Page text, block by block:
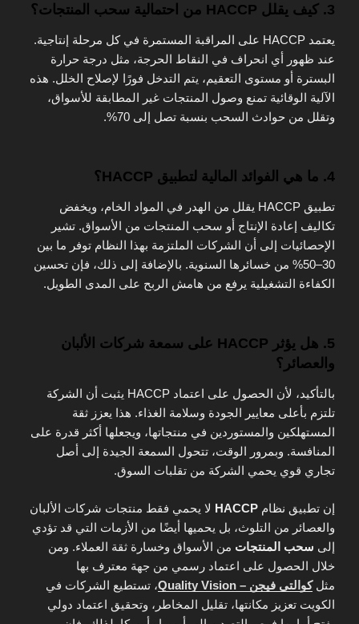
3. كيف يقلل HACCP من احتمالية سحب المنتجات؟
يعتمد HACCP على المراقبة المستمرة في كل مرحلة إنتاجية.
عند ظهور أي انحراف في النقاط الحرجة، مثل درجة حرارة
البسترة أو مستوى التعقيم، يتم التدخل فورًا لإصلاح الخلل. هذه
الآلية الوقائية تمنع وصول المنتجات غير المطابقة للأسواق،
وتقلل من حوادث السحب بنسبة تصل إلى 70%.
4. ما هي الفوائد المالية لتطبيق HACCP؟
تطبيق HACCP يقلل من الهدر في المواد الخام، ويخفض
تكاليف إعادة الإنتاج أو سحب المنتجات من الأسواق. تشير
الإحصائيات إلى أن الشركات الملتزمة بهذا النظام توفر ما بين
30–50% من خسائرها السنوية. بالإضافة إلى ذلك، فإن تحسين
الكفاءة التشغيلية يرفع من هامش الربح على المدى الطويل.
5. هل يؤثر HACCP على سمعة شركات الألبان
والعصائر؟
بالتأكيد، لأن الحصول على اعتماد HACCP يثبت أن الشركة
تلتزم بأعلى معايير الجودة وسلامة الغذاء. هذا يعزز ثقة
المستهلكين والمستوردين في منتجاتها، ويجعلها أكثر قدرة على
المنافسة. وبمرور الوقت، تتحول السمعة الجيدة إلى أصل
تجاري قوي يحمي الشركة من تقلبات السوق.
إن تطبيق نظام HACCP لا يحمي فقط منتجات شركات الألبان
والعصائر من التلوث، بل يحميها أيضًا من الأزمات التي قد تؤدي
إلى سحب المنتجات من الأسواق وخسارة ثقة العملاء. ومن
خلال الحصول على اعتماد رسمي من جهة معترف بها
مثلكوالتى فيجن – Quality Vision
، تستطيع الشركات في
الكويت تعزيز مكانتها، تقليل المخاطر، وتحقيق اعتماد دولي